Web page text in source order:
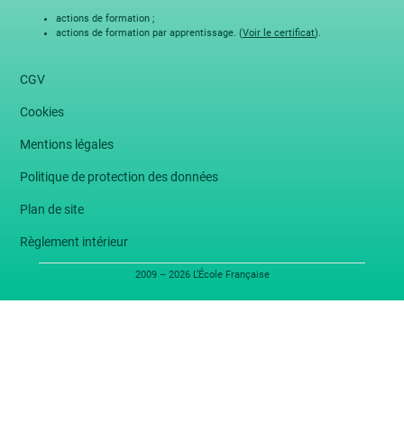
actions de formation ;
actions de formation par apprentissage. (Voir le certificat).
CGV
Cookies
Mentions légales
Politique de protection des données
Plan de site
Règlement intérieur
2009 – 2026 L’École Française